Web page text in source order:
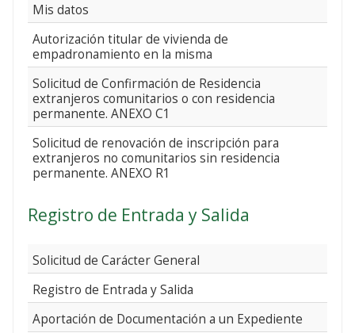
Mis datos
Autorización titular de vivienda de
empadronamiento en la misma
Solicitud de Confirmación de Residencia
extranjeros comunitarios o con residencia
permanente. ANEXO C1
Solicitud de renovación de inscripción para
extranjeros no comunitarios sin residencia
permanente. ANEXO R1
Registro de Entrada y Salida
Solicitud de Carácter General
Registro de Entrada y Salida
Aportación de Documentación a un Expediente